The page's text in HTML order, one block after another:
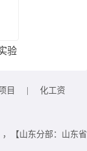
验
目 化工资
，【山东分部：山东省